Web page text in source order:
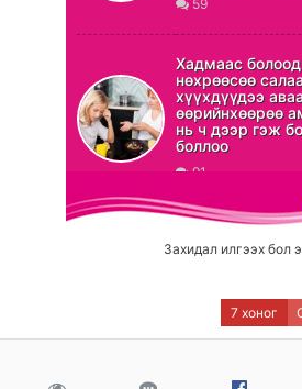
ХЗДХ-ын сайд
Авлигаар авсан
хурааж, нийгмийн
сайхны хөгжилд
бөгөөд үүнийг хэд
бүхий байгууллагаас санал
өчигдѳр
Шатахууныг
газраас нь л авч
тарифаас илүү
анхаарч байна
Ц.Будханд:
долоон сарын
59
Хадмаас болоод
нөхрөөсөө
хүүхдүүдээ
өөрийнхөөрөө
нь ч дээр гэж
боллоо
91
Захидал илгээх бол
7 хоног